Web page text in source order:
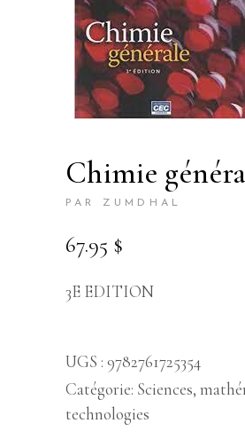
chimie
PAR ZUMDHAL
67.95 $
3E EDITION
UGS : 9782761725354
Catégorie: Sciences,
technologies